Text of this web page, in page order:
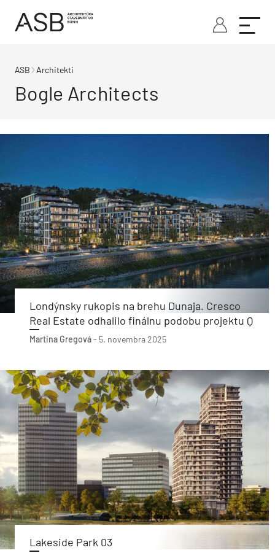
ASB Architekti
Bogle Architects
Londýnsky rukopis na brehu Dunaja. Cresco
Real Estate odhalilo finálnu podobu projektu Q
Martina Gregová- 5. novembra 2025
Lakeside Park 03